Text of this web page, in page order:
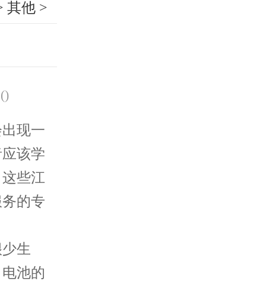
其他 >
)
现一
该学
些江
的专
生
池的